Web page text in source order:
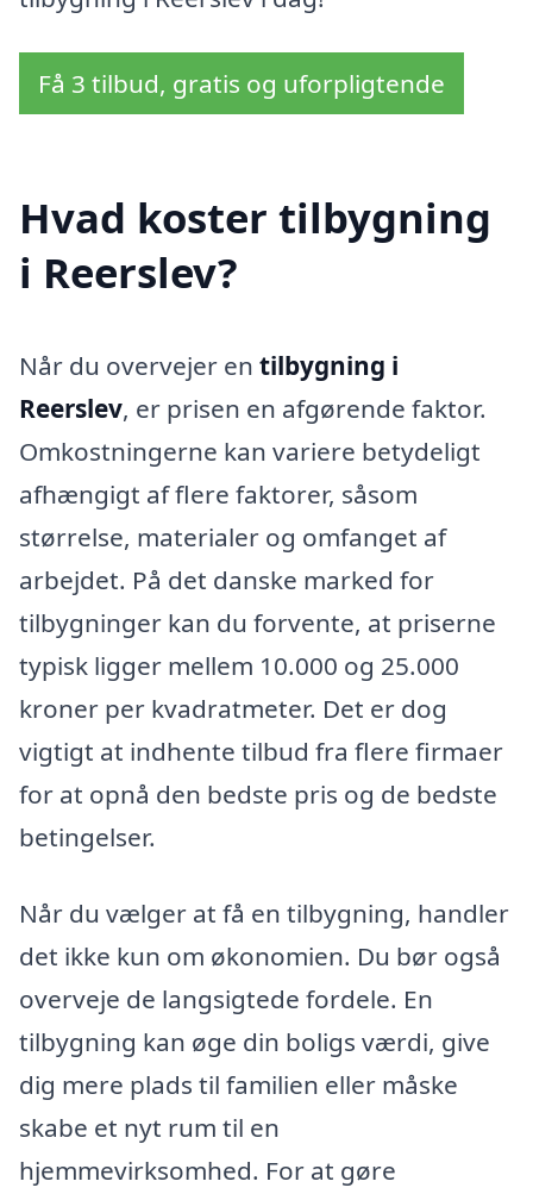
Få 3 tilbud, gratis og uforpligtende
Hvad koster tilbygning
i Reerslev?
Når du overvejer en tilbygning i
Reerslev, er prisen en afgørende faktor.
Omkostningerne kan variere betydeligt
afhængigt af flere faktorer, såsom
størrelse, materialer og omfanget af
arbejdet. På det danske marked for
tilbygninger kan du forvente, at priserne
typisk ligger mellem 10.000 og 25.000
kroner per kvadratmeter. Det er dog
vigtigt at indhente tilbud fra flere firmaer
for at opnå den bedste pris og de bedste
betingelser.
Når du vælger at få en tilbygning, handler
det ikke kun om økonomien. Du bør også
overveje de langsigtede fordele. En
tilbygning kan øge din boligs værdi, give
dig mere plads til familien eller måske
skabe et nyt rum til en
hjemmevirksomhed. For at gøre